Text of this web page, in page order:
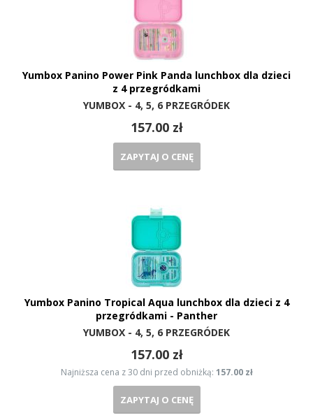
Yumbox Panino Power Pink Panda lunchbox dla dzieci
z 4 przegródkami
YUMBOX - 4, 5, 6 PRZEGRÓDEK
157.00 zł
ZAPYTAJ O CENĘ
Yumbox Panino Tropical Aqua lunchbox dla dzieci z 4
przegródkami - Panther
YUMBOX - 4, 5, 6 PRZEGRÓDEK
157.00 zł
Najniższa cena z 30 dni przed obniżką: 157.00 zł
ZAPYTAJ O CENĘ